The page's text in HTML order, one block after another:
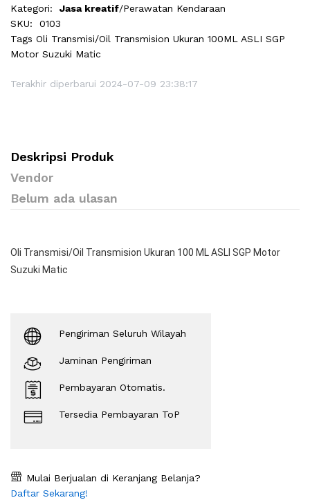
Kategori:
Jasa kreatif/Perawatan Kendaraan
SKU:
0103
Tags Oli Transmisi/Oil Transmision Ukuran 100ML ASLI SGP
Motor Suzuki Matic
Terakhir diperbarui 2024-07-09 23:38:17
Deskripsi Produk
Vendor
Belum ada ulasan
Oli Transmisi/Oil Transmision Ukuran 100 ML ASLI SGP Motor
Suzuki Matic
Pengiriman Seluruh Wilayah
Jaminan Pengiriman
Pembayaran Otomatis.
Tersedia Pembayaran ToP
Mulai Berjualan di Keranjang Belanja?
Daftar Sekarang!